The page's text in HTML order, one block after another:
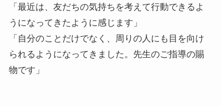
「最近は、友だちの気持ちを考えて行動できるよ
うになってきたように感じます」
「自分のことだけでなく、周りの人にも目を向け
られるようになってきました。先生のご指導の賜
物です」